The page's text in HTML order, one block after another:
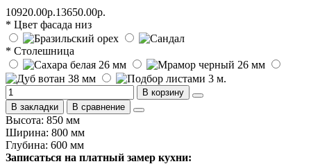
10920.00р.13650.00р.
* Цвет фасада низ
* Столешница
В корзину
В закладки
В сравнение
Высота: 850 мм
Ширина: 800 мм
Глубина: 600 мм
Записаться на платный замер кухни: